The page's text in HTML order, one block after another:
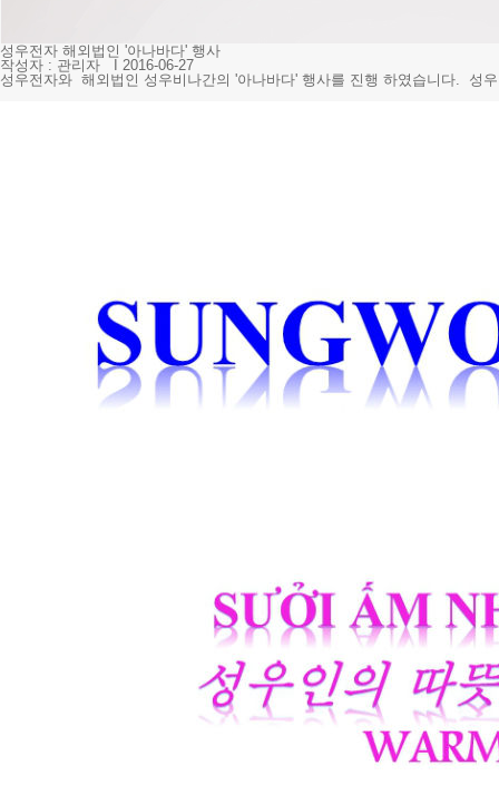
성우전자 해외법인 '아나바다' 행사
작성자 : 관리자 I 2016-06-27
성우전자와 해외법인 성우비나간의 '아나바다' 행사를 진행 하였습니다. 성